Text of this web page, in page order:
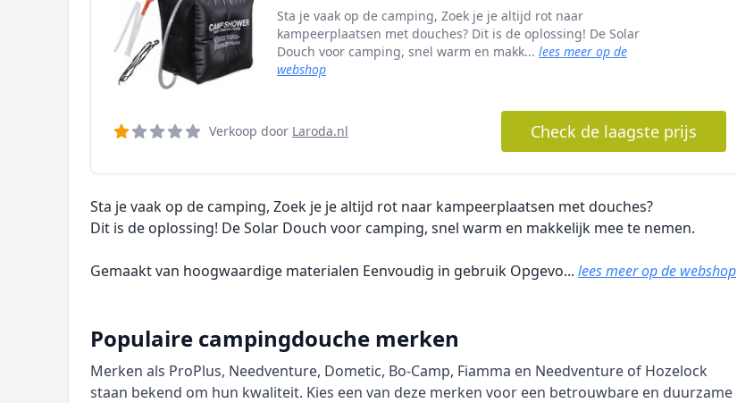
Sta je vaak op de camping, Zoek je je altijd rot naar
kampeerplaatsen met douches? Dit is de oplossing! De Solar
Douch voor camping, snel warm en makk... lees meer op de
webshop
Verkoop door Laroda.nl Check de laagste prijs
Sta je vaak op de camping, Zoek je je altijd rot naar kampeerplaatsen met douches?
Dit is de oplossing! De Solar Douch voor camping, snel warm en makkelijk mee te nemen.
Gemaakt van hoogwaardige materialen Eenvoudig in gebruik Opgevo... lees meer op de webshop
Populaire campingdouche merken
Merken als ProPlus, Needventure, Dometic, Bo-Camp, Fiamma en Needventure of Hozelock
staan bekend om hun kwaliteit. Kies een van deze merken voor een betrouwbare en duurzame